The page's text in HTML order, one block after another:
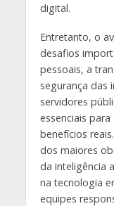
digital.
Entretanto, o
desafios
pessoais, a
segurança das
servidores
essenciais
benefícios
dos maiores
da inteligência
na tecnologia
equipes